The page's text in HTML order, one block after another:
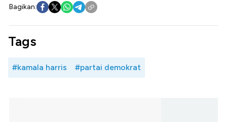
Bagikan:
Tags
#kamala harris #partai demokrat